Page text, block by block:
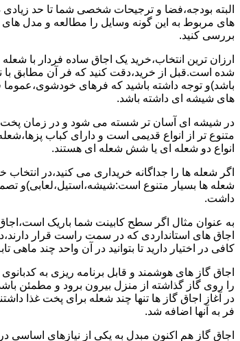
البته بودجه،فضا و ترجیحات شخصی شما تا حد زیادی
های مربوط به این گونه وسایل را مطالعه و مدل های
بررسی کنید.
ارزان ترین انتخاب،خرید یک اجاق ساده فردار با
شده است.قبل از خرید،دقت کنید که فر آن مطابق با
باشد)و توجه داشته باشید که فرهای
های شیشه ای داشته باشد.
در شیشه ای آسان تر شسته می شود و در زمان پخت
متنوع تر از انواع قدیمی است و دارای کباب
انواع دو شعله ای یا شش شعله ای هستند.
اگر شعله ها را جداگانه خریداری می کنید،در
شعله ها بسیار متنوع است:شیشه،استیل،لعابی)و
داشت.
به عنوان مثال اگر سطح کابینت شما باریک
اجاق های استانداردی که در سمت راست قرار
کافی در اختیار دارید تا بتوانید در آن واحد چند ماهی
اجاق گاز های هوشمند و قابل برنامه ریزی به
را روی گاز گذاشته از منزل بیرون برود و مطمئن
در آغاز اجاق گاز ها تنها چند شعله برای پخت غذا
فر به آنها اضافه شد.
اجاق گاز هم اکنون مبدل به یکی از نیازهای اساسی